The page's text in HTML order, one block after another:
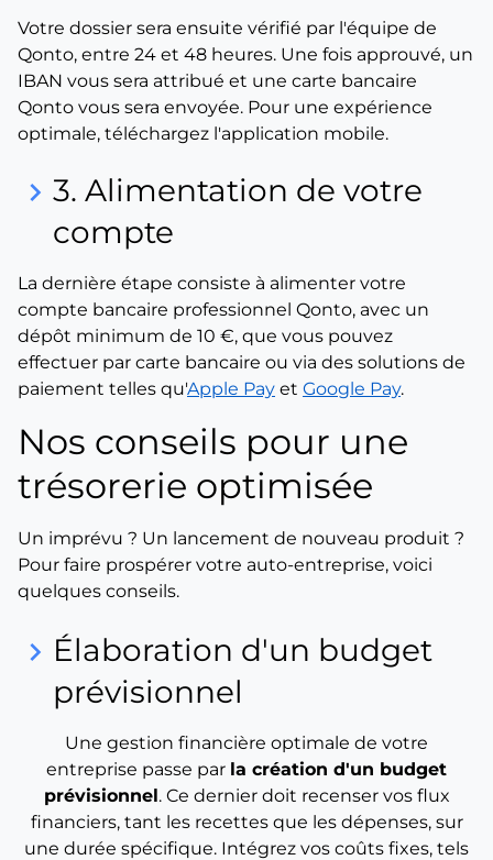
Votre dossier sera ensuite vérifié par l'équipe de
Qonto, entre 24 et 48 heures. Une fois approuvé, un
IBAN vous sera attribué et une carte bancaire
Qonto vous sera envoyée. Pour une expérience
optimale, téléchargez l'application mobile.
keyboard_arrow_right 3. Alimentation de votre
compte
La dernière étape consiste à alimenter votre
compte bancaire professionnel Qonto, avec un
dépôt minimum de 10 €, que vous pouvez
effectuer par carte bancaire ou via des solutions de
paiement telles qu'Apple Pay et Google Pay.
Nos conseils pour une
trésorerie optimisée
Un imprévu ? Un lancement de nouveau produit ?
Pour faire prospérer votre auto-entreprise, voici
quelques conseils.
keyboard_arrow_right Élaboration d'un budget
prévisionnel
Une gestion financière optimale de votre
entreprise passe par la création d'un budget
prévisionnel. Ce dernier doit recenser vos flux
financiers, tant les recettes que les dépenses, sur
une durée spécifique. Intégrez vos coûts fixes, tels